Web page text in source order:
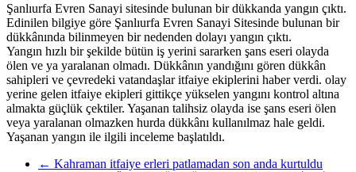
Şanlıurfa Evren Sanayi sitesinde bulunan bir dükkanda yangın çıktı.
Edinilen bilgiye göre Şanlıurfa Evren Sanayi Sitesinde bulunan bir
dükkânında bilinmeyen bir nedenden dolayı yangın çıktı.
Yangın hızlı bir şekilde bütün iş yerini sararken şans eseri olayda
ölen ve ya yaralanan olmadı. Dükkânın yandığını gören dükkân
sahipleri ve çevredeki vatandaşlar itfaiye ekiplerini haber verdi. olay
yerine gelen itfaiye ekipleri gittikçe yükselen yangını kontrol altına
almakta güçlük çektiler. Yaşanan talihsiz olayda ise şans eseri ölen
veya yaralanan olmazken hurda dükkânı kullanılmaz hale geldi.
Yaşanan yangın ile ilgili inceleme başlatıldı.
← Kahraman itfaiye erleri patlamadan son anda kurtuldu